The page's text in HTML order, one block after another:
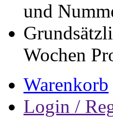
und
Wochen
Warenkorb
Login /